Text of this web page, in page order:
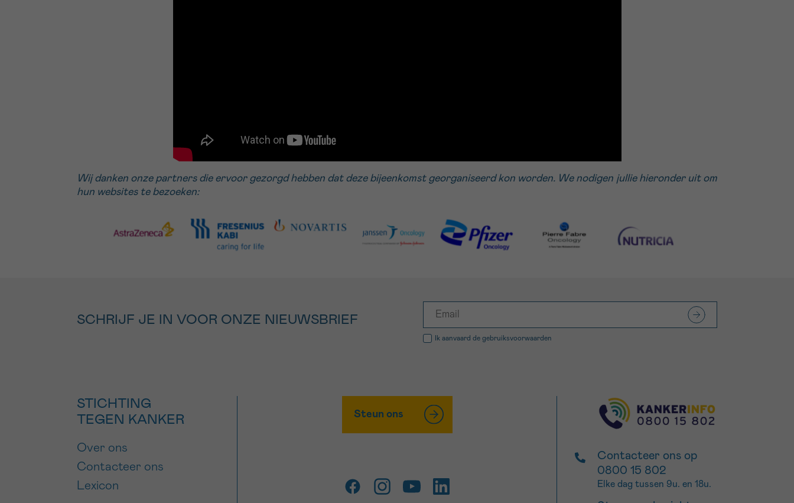
Wij danken onze partners die ervoor gezorgd hebben dat deze bijeenkomst georganiseerd kon worden. We nodigen jullie hieronder uit om
hun websites te bezoeken:
SCHRIJF JE IN VOOR ONZE NIEUWSBRIEF
Ik aanvaard de gebruiksvoorwaarden
STICHTING
TEGEN KANKER
Over ons
Contacteer ons
Lexicon
Steun ons
Contacteer ons op
0800 15 802
Elke dag tussen 9u. en 18u.